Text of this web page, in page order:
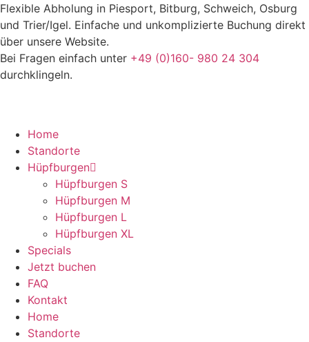
Zum
Inhalt
springen
Flexible Abholung in Piesport, Bitburg, Schweich, Osburg
und Trier/Igel. Einfache und unkomplizierte Buchung direkt
über unsere Website.
Bei Fragen einfach unter +49 (0)160- 980 24 304
durchklingeln.
Home
Standorte
Hüpfburgen
Hüpfburgen S
Hüpfburgen M
Hüpfburgen L
Hüpfburgen XL
Specials
Jetzt buchen
FAQ
Kontakt
Home
Standorte